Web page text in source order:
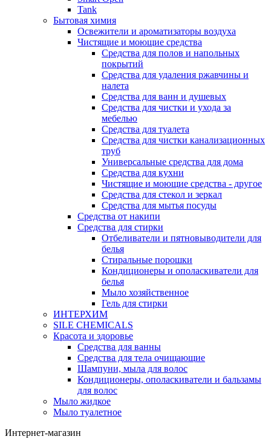
Tank
Бытовая химия
Освежители и ароматизаторы воздуха
Чистящие и моющие средства
Средства для полов и напольных
покрытий
Средства для удаления ржавчины и
налета
Средства для ванн и душевых
Средства для чистки и ухода за
мебелью
Средства для туалета
Средства для чистки канализационных
труб
Универсальные средства для дома
Средства для кухни
Чистящие и моющие средства - другое
Средства для стекол и зеркал
Средства для мытья посуды
Средства от накипи
Средства для стирки
Отбеливатели и пятновыводители для
белья
Стиральные порошки
Кондиционеры и ополаскиватели для
белья
Мыло хозяйственное
Гель для стирки
ИНТЕРХИМ
SILE CHEMICALS
Красота и здоровье
Средства для ванны
Средства для тела очищающие
Шампуни, мыла для волос
Кондиционеры, ополаскиватели и бальзамы
для волос
Мыло жидкое
Мыло туалетное
Интернет-магазин